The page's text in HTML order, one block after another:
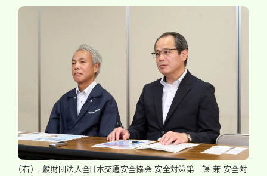
（右）一般財団法人全日本交通安全協会 安全対策第一課 兼 安全対